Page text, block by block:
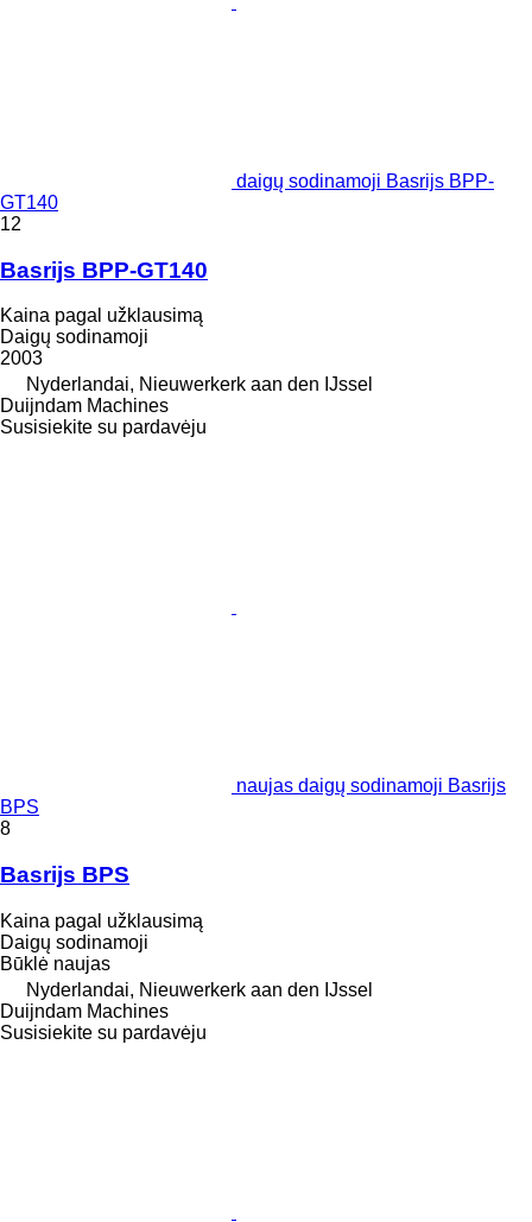
daigų sodinamoji Basrijs BPP-
GT140
12
Basrijs BPP-GT140
Kaina pagal užklausimą
Daigų sodinamoji
2003
Nyderlandai, Nieuwerkerk aan den IJssel
Duijndam Machines
Susisiekite su pardavėju
naujas daigų sodinamoji Basrijs
BPS
8
Basrijs BPS
Kaina pagal užklausimą
Daigų sodinamoji
Būklė naujas
Nyderlandai, Nieuwerkerk aan den IJssel
Duijndam Machines
Susisiekite su pardavėju